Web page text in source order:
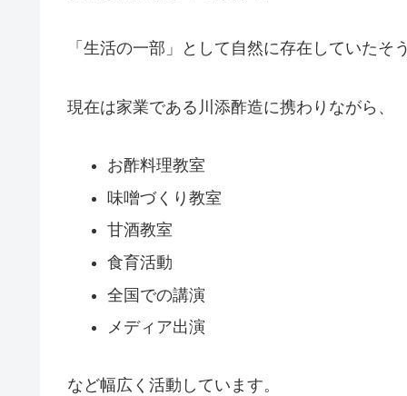
「生活の一部」として自然に存在していたそ
現在は家業である川添酢造に携わりながら、
お酢料理教室
味噌づくり教室
甘酒教室
食育活動
全国での講演
メディア出演
など幅広く活動しています。